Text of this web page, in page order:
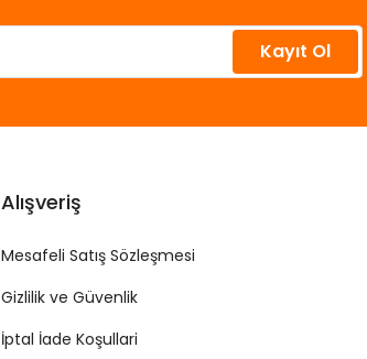
Kayıt Ol
Alışveriş
Mesafeli Satış Sözleşmesi
Gizlilik ve Güvenlik
İptal İade Koşullari